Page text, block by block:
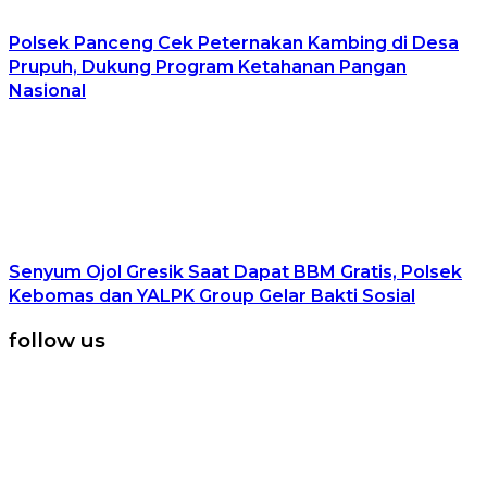
Polsek Panceng Cek Peternakan Kambing di Desa
Prupuh, Dukung Program Ketahanan Pangan
Nasional
Senyum Ojol Gresik Saat Dapat BBM Gratis, Polsek
Kebomas dan YALPK Group Gelar Bakti Sosial
follow us